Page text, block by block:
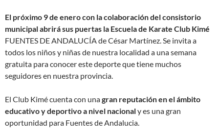
El próximo 9 de enero con la colaboración del consistorio
municipal abrirá sus puertas la Escuela de Karate Club Kimé
FUENTES DE ANDALUCÍA de César Martínez. Se invita a
todos los niños y niñas de nuestra localidad a una semana
gratuita para conocer este deporte que tiene muchos
seguidores en nuestra provincia.
El Club Kimé cuenta con unagran reputación en el ámbito
educativo y deportivo a nivel nacionaly es una gran
oportunidad para Fuentes de Andalucia.